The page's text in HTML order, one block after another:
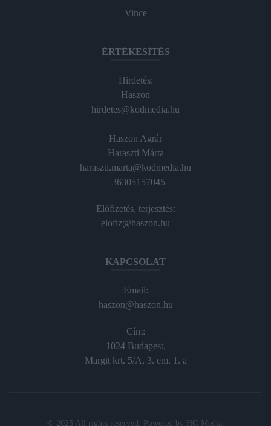
Vince
ÉRTÉKESÍTÉS
Hirdetés:
Haszon
hirdetes@kodmedia.hu
Haszon Agrár
Haraszti Márta
haraszti.marta@kodmedia.hu
+36305157045
Előfizetés, terjesztés:
elofiz@haszon.hu
KAPCSOLAT
Email:
haszon@haszon.hu
Cím:
1024 Budapest,
Margit krt. 5/A, 3. em. 1. a
© 2025 All rights reserved. Powered by HG Media